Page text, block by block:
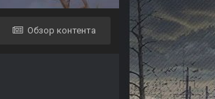
Обзор контента